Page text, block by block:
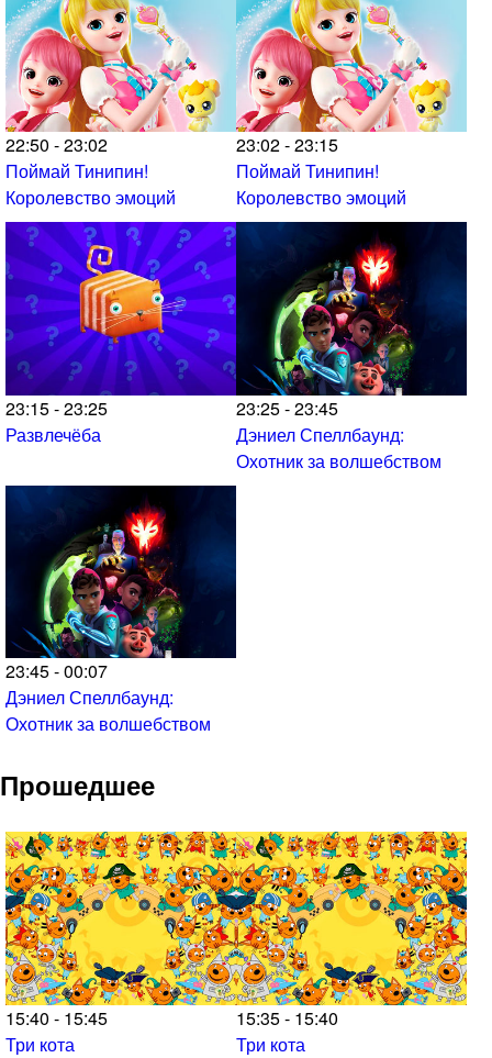
22:50 - 23:02
Поймай Тинипин!
Королевство эмоций
23:02 - 23:15
Поймай Тинипин!
Королевство эмоций
23:15 - 23:25
Развлечёба
23:25 - 23:45
Дэниел Спеллбаунд:
Охотник за волшебством
23:45 - 00:07
Дэниел Спеллбаунд:
Охотник за волшебством
Прошедшее
15:40 - 15:45
Три кота
15:35 - 15:40
Три кота